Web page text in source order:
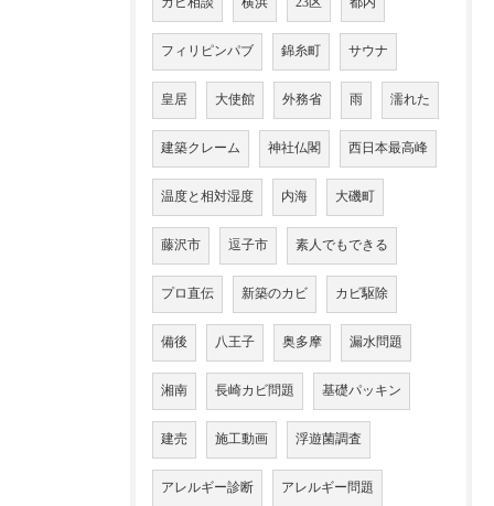
フィリピンパブ 錦糸町 サウナ
皇居 大使館 外務省 雨 濡れた
建築クレーム 神社仏閣 西日本最高峰
温度と相対湿度 内海 大磯町
藤沢市 逗子市 素人でもできる
プロ直伝 新築のカビ カビ駆除
備後 八王子 奥多摩 漏水問題
湘南 長崎カビ問題 基礎パッキン
建売 施工動画 浮遊菌調査
アレルギー診断 アレルギー問題